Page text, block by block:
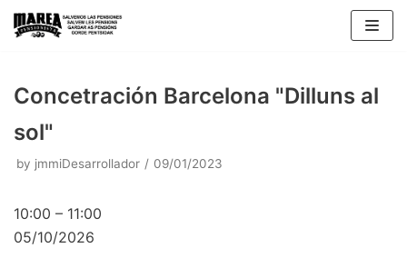
Skip
Concetración Barcelona "Dilluns al
sol"
by jmmiDesarrollador 09/01/2023
10:00 – 11:00
05/10/2026